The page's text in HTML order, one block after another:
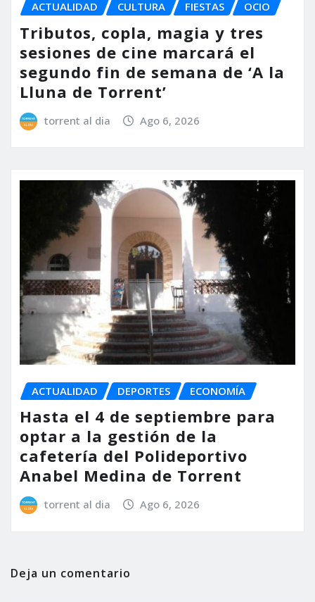
ACTUALIDAD CULTURA FIESTAS OCIO
Tributos, copla, magia y tres
sesiones de cine marcará el
segundo fin de semana de ‘A la
Lluna de Torrent’
torrent al dia Ago 6, 2026
ACTUALIDAD DEPORTES ECONOMÍA
Hasta el 4 de septiembre para
optar a la gestión de la
cafetería del Polideportivo
Anabel Medina de Torrent
torrent al dia Ago 6, 2026
Deja un comentario